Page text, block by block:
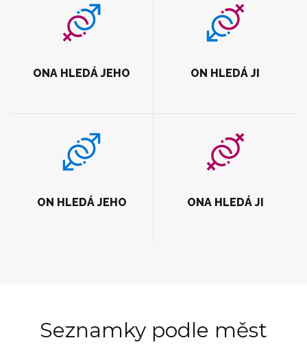
ONA HLEDÁ JEHO ON HLEDÁ JI
ON HLEDÁ JEHO ONA HLEDÁ JI
Seznamky podle měst